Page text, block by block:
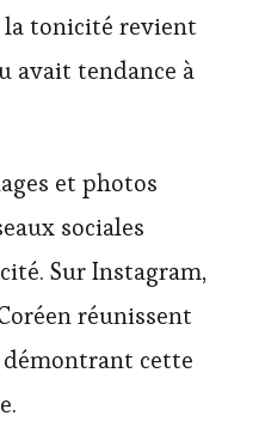
la tonicité revient
avait tendance à
et photos
sociales
Sur Instagram,
réunissent
cette